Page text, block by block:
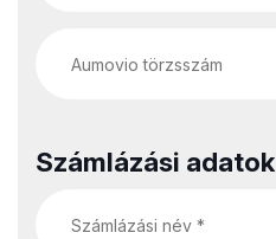
Számlázási adatok